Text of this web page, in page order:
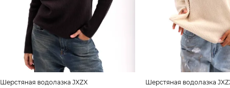
Шерстяная водолазка JXZX Шерстяная водолазка